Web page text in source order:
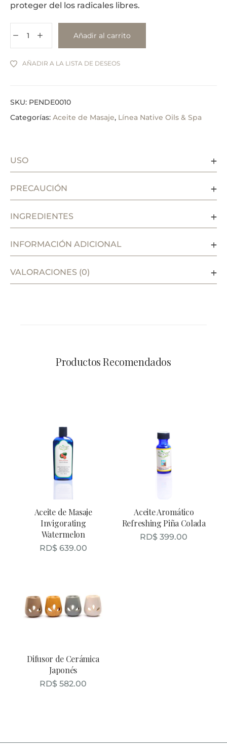
proteger del los radicales libres.
Añadir al carrito
AÑADIR A LA LISTA DE DESEOS
SKU: PENDE0010
Categorías: Aceite de Masaje, Línea Native Oils & Spa
USO
PRECAUCIÓN
INGREDIENTES
INFORMACIÓN ADICIONAL
VALORACIONES (0)
Productos Recomendados
Aceite de Masaje
Invigorating
Watermelon
RD$639.00
Aceite Aromático
Refreshing Piña Colada
RD$ 399.00
Difusor de Cerámica
Japonés
RD$ 582.00